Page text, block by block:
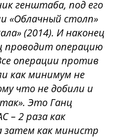
генштаба, под его
«Облачный столп»
(2014). И наконец
проводит операцию
операции против
как минимум не
что не добили и
Это Ганц
– 2 раза как
затем как министр